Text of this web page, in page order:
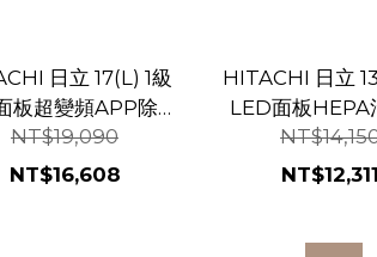
日立 17(L) 1級
板超變頻APP除濕
340VJ 隱霧鈦
NT$19,090
NT$16,608
HITACHI 日立
LED面板HEPA
APP除濕機 RD-
金韻綠
NT$12,311